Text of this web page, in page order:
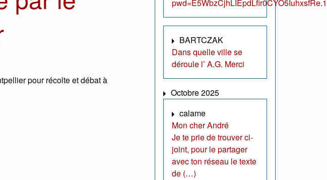
pour récolte et débat à
BARTCZAK
Dans quelle ville se
déroule l’ A.G. Merci
Octobre 2025
calame
Mon cher André
Je te prie de trouver ci-
joint, pour le partager
avec ton réseau le texte
de (…)